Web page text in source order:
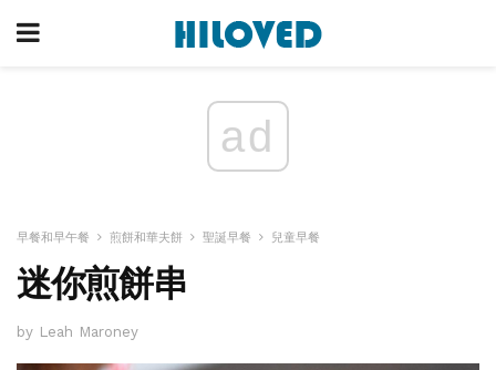
ad
早餐和早午餐 煎餅和華夫餅 聖誕早餐 兒童早餐
迷你煎餅串
by Leah Maroney